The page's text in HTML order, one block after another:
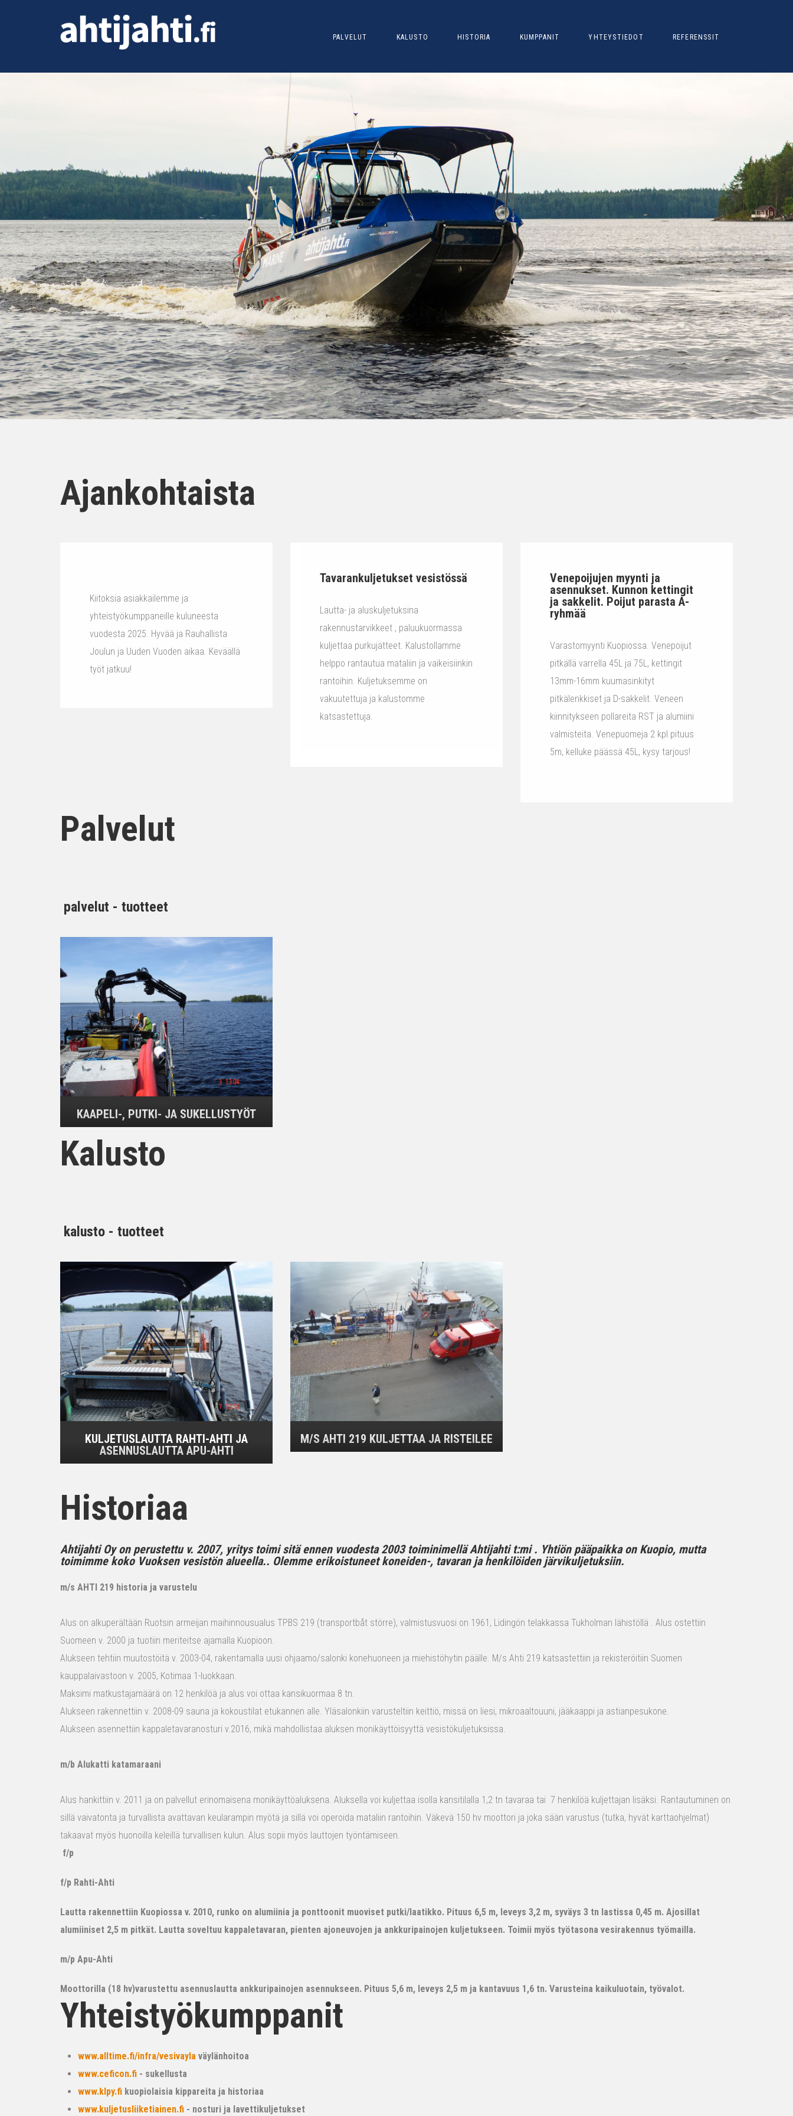
PALVELUT KALUSTO HISTORIA KUMPPANIT YHTEYSTIEDOT REFERENSSIT
Ajankohtaista
Kiitoksia asiakkailemme ja
yhteistyökumppaneille kuluneesta
vuodesta 2025. Hyvää ja Rauhallista
Joulun ja Uuden Vuoden aikaa. Keväällä
työt jatkuu!
Tavarankuljetukset vesistössä
Lautta- ja aluskuljetuksina
rakennustarvikkeet , paluukuormassa
kuljettaa purkujätteet. Kalustollamme
helppo rantautua mataliin ja vaikeisiinkin
rantoihin. Kuljetuksemme on
vakuutettuja ja kalustomme
katsastettuja.
Venepoijujen myynti ja
asennukset. Kunnon kettingit
ja sakkelit. Poijut parasta A-
ryhmää
Varastomyynti Kuopiossa. Venepoijut
pitkällä varrella 45L ja 75L, kettingit
13mm-16mm kuumasinkityt
pitkälenkkiset ja D-sakkelit. Veneen
kiinnitykseen pollareita RST ja alumiini
valmisteita. Venepuomeja 2 kpl pituus
5m, kelluke päässä 45L, kysy tarjous!
Palvelut
palvelut - tuotteet
KAAPELI-, PUTKI- JA SUKELLUSTYÖT
Kalusto
kalusto - tuotteet
KULJETUSLAUTTA RAHTI-AHTI JA
ASENNUSLAUTTA APU-AHTI
M/S AHTI 219 KULJETTAA JA RISTEILEE
Historiaa
Ahtijahti Oy on perustettu v. 2007, yritys toimi sitä ennen vuodesta 2003 toiminimellä Ahtijahti t:mi . Yhtiön pääpaikka on Kuopio, mutta
toimimme koko Vuoksen vesistön alueella.. Olemme erikoistuneet koneiden-, tavaran ja henkilöiden järvikuljetuksiin.
m/s AHTI 219 historia ja varustelu
Alus on alkuperältään Ruotsin armeijan maihinnousualus TPBS 219 (transportbåt större), valmistusvuosi on 1961, Lidingön telakkassa Tukholman lähistöllä . Alus ostettiin
Suomeen v. 2000 ja tuotiin meriteitse ajamalla Kuopioon.
Alukseen tehtiin muutostöitä v. 2003-04, rakentamalla uusi ohjaamo/salonki konehuoneen ja miehistöhytin päälle. M/s Ahti 219 katsastettiin ja rekisteröitiin Suomen
kauppalaivastoon v. 2005, Kotimaa 1-luokkaan.
Maksimi matkustajamäärä on 12 henkilöä ja alus voi ottaa kansikuormaa 8 tn.
Alukseen rakennettiin v. 2008-09 sauna ja kokoustilat etukannen alle. Yläsalonkiin varusteltiin keittiö, missä on liesi, mikroaaltouuni, jääkaappi ja astianpesukone.
Alukseen asennettiin kappaletavaranosturi v.2016, mikä mahdollistaa aluksen monikäyttöisyyttä vesistökuljetuksissa.
m/b Alukatti katamaraani
Alus hankittiin v. 2011 ja on palvellut erinomaisena monikäyttöaluksena. Aluksella voi kuljettaa isolla kansitilalla 1,2 tn tavaraa tai 7 henkilöä kuljettajan lisäksi. Rantautuminen on
sillä vaivatonta ja turvallista avattavan keularampin myötä ja sillä voi operoida mataliin rantoihin. Väkevä 150 hv moottori ja joka sään varustus (tutka, hyvät karttaohjelmat)
takaavat myös huonoilla keleillä turvallisen kulun. Alus sopii myös lauttojen työntämiseen.
f/p
f/p Rahti-Ahti
Lautta rakennettiin Kuopiossa v. 2010, runko on alumiinia ja ponttoonit muoviset putki/laatikko. Pituus 6,5 m, leveys 3,2 m, syväys 3 tn lastissa 0,45 m. Ajosillat
alumiiniset 2,5 m pitkät. Lautta soveltuu kappaletavaran, pienten ajoneuvojen ja ankkuripainojen kuljetukseen. Toimii myös työtasona vesirakennus työmailla.
m/p Apu-Ahti
Moottorilla (18 hv)varustettu asennuslautta ankkuripainojen asennukseen. Pituus 5,6 m, leveys 2,5 m ja kantavuus 1,6 tn. Varusteina kaikuluotain, työvalot.
Yhteistyökumppanit
www.alltime.fi/infra/vesivayla väylänhoitoa
www.ceficon.fi - sukellusta
www.klpy.fi kuopiolaisia kippareita ja historiaa
www.kuljetusliiketiainen.fi - nosturi ja lavettikuljetukset